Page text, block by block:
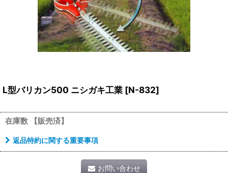
L型バリカン500 ニシガキ工業 [N-832]
在庫数 【販売済】
返品特約に関する重要事項
お問い合わせ